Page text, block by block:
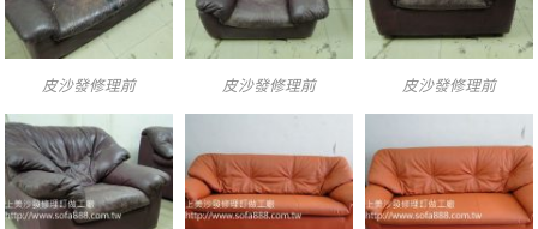
皮沙發修理前 皮沙發修理前 皮沙發修理前